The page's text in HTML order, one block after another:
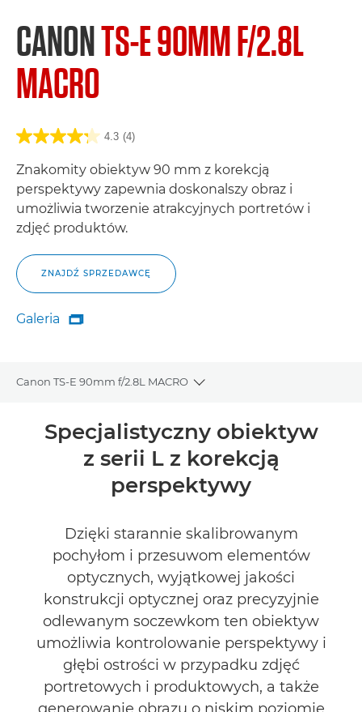
CANONTS-E 90MM F/2.8L
MACRO
4.3 (4)
Znakomity obiektyw 90 mm z korekcją
perspektywy zapewnia doskonalszy obraz i
umożliwia tworzenie atrakcyjnych portretów i
zdjęć produktów.
ZNAJDŹ SPRZEDAWCĘ
Galeria
Galeria

Canon TS-E 90mm f/2.8L MACRO
Toggle breadcrumbs
Wprowadzenie
Dane techniczne
Specjalistyczny obiektyw
z serii L z korekcją
perspektywy
Dzięki starannie skalibrowanym
pochyłom i przesuwom elementów
optycznych, wyjątkowej jakości
konstrukcji optycznej oraz precyzyjnie
odlewanym soczewkom ten obiektyw
umożliwia kontrolowanie perspektywy i
głębi ostrości w przypadku zdjęć
portretowych i produktowych, a także